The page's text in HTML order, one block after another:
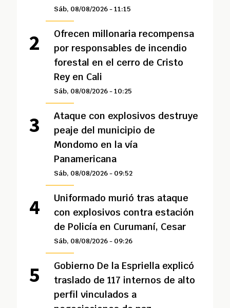
Sáb, 08/08/2026 - 11:15
Ofrecen millonaria recompensa
por responsables de incendio
forestal en el cerro de Cristo
Rey en Cali
Sáb, 08/08/2026 - 10:25
Ataque con explosivos destruye
peaje del municipio de
Mondomo en la vía
Panamericana
Sáb, 08/08/2026 - 09:52
Uniformado murió tras ataque
con explosivos contra estación
de Policía en Curumaní, Cesar
Sáb, 08/08/2026 - 09:26
Gobierno De la Espriella explicó
traslado de 117 internos de alto
perfil vinculados a